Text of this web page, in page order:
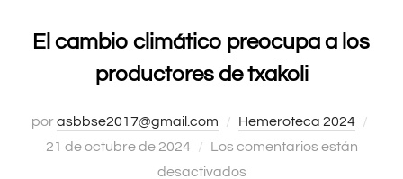
El cambio climático preocupa a los
productores de txakoli
porasbbse2017@gmail.com Hemeroteca 2024
21 de octubre de 2024
Los comentarios están
desactivados